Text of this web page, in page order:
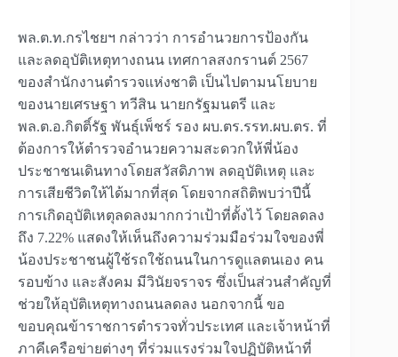
พล.ต.ท.กรไชยฯ กล่าวว่า การอำนวยการป้องกัน
และลดอุบัติเหตุทางถนน เทศกาลสงกรานต์ 2567
ของสำนักงานตำรวจแห่งชาติ เป็นไปตามนโยบาย
ของนายเศรษฐา ทวีสิน นายกรัฐมนตรี และ
พล.ต.อ.กิตติ์รัฐ พันธุ์เพ็ชร์ รอง ผบ.ตร.รรท.ผบ.ตร. ที่
ต้องการให้ตำรวจอำนวยความสะดวกให้พี่น้อง
ประชาชนเดินทางโดยสวัสดิภาพ ลดอุบัติเหตุ และ
การเสียชีวิตให้ได้มากที่สุด โดยจากสถิติพบว่าปีนี้
การเกิดอุบัติเหตุลดลงมากกว่าเป้าที่ตั้งไว้ โดยลดลง
ถึง 7.22% แสดงให้เห็นถึงความร่วมมือร่วมใจของพี่
น้องประชาชนผู้ใช้รถใช้ถนนในการดูแลตนเอง คน
รอบข้าง และสังคม มีวินัยจราจร ซึ่งเป็นส่วนสำคัญที่
ช่วยให้อุบัติเหตุทางถนนลดลง นอกจากนี้ ขอ
ขอบคุณข้าราชการตำรวจทั่วประเทศ และเจ้าหน้าที่
ภาคีเครือข่ายต่างๆ ที่ร่วมแรงร่วมใจปฏิบัติหน้าที่